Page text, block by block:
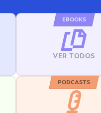
EBOOKS
VER TODOS
PODCASTS